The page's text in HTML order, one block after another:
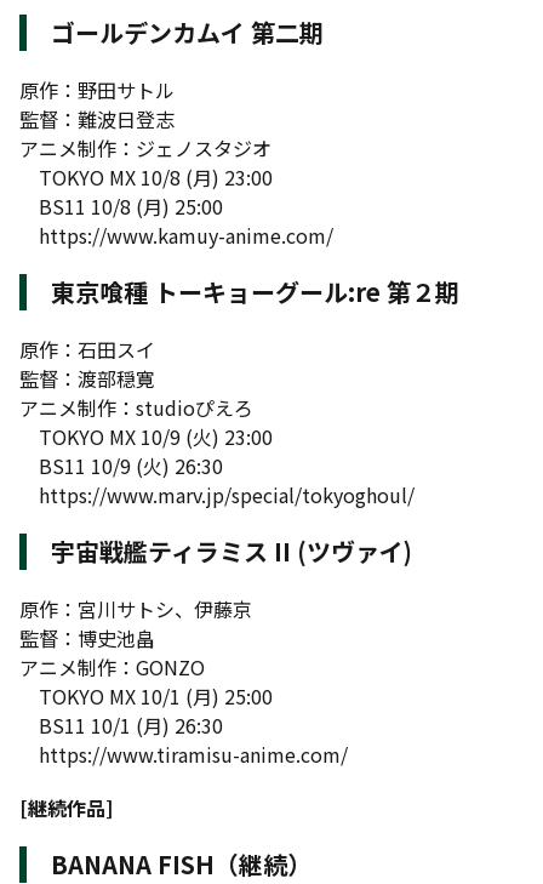
ゴールデンカムイ 第二期
原作：野田サトル
監督：難波日登志
アニメ制作：ジェノスタジオ
TOKYO MX 10/8 (月) 23:00
BS11 10/8 (月) 25:00
https://www.kamuy-anime.com/
東京喰種 トーキョーグール:re 第２期
原作：石田スイ
監督：渡部穏寛
アニメ制作：studioぴえろ
TOKYO MX 10/9 (火) 23:00
BS11 10/9 (火) 26:30
https://www.marv.jp/special/tokyoghoul/
宇宙戦艦ティラミス II (ツヴァイ)
原作：宮川サトシ、伊藤京
監督：博史池畠
アニメ制作：GONZO
TOKYO MX 10/1 (月) 25:00
BS11 10/1 (月) 26:30
https://www.tiramisu-anime.com/
[継続作品]
BANANA FISH（継続）